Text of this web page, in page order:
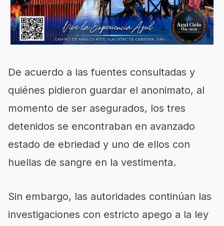
De acuerdo a las fuentes consultadas y
quiénes pidieron guardar el anonimato, al
momento de ser asegurados, los tres
detenidos se encontraban en avanzado
estado de ebriedad y uno de ellos con
huellas de sangre en la vestimenta.
Sin embargo, las autoridades continúan las
investigaciones con estricto apego a la ley